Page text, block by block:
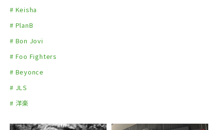
# Keisha
# PlanB
# Bon Jovi
# Foo Fighters
# Beyonce
# JLS
# 洋楽